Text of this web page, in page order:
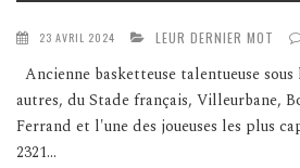
23 AVRIL 2024 LEUR DERNIER MOT
Ancienne basketteuse talentueuse
autres, du Stade français, Villeurbane,
Ferrand et l'une des joueuses les plus
2321...